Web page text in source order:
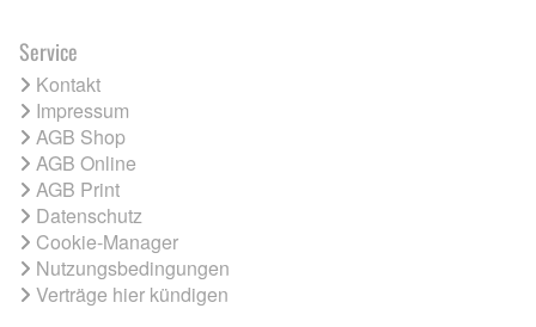
Service
Kontakt
Impressum
AGB Shop
AGB Online
AGB Print
Datenschutz
Cookie-Manager
Nutzungsbedingungen
Verträge hier kündigen